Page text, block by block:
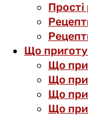
Що
Що
Що
Що
Що